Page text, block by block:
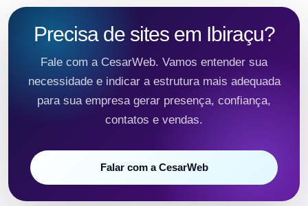
Precisa de sites em Ibiraçu?
Fale com a CesarWeb. Vamos entender sua
necessidade e indicar a estrutura mais adequada
para sua empresa gerar presença, confiança,
contatos e vendas.
Falar com a CesarWeb